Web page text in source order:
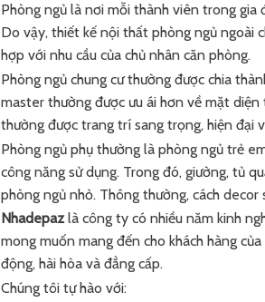
Phòng ngủ là nơi mỗi thành viên trong gia
Do vậy, thiết kế nội thất phòng ngủ ngoài
hợp với nhu cầu của chủ nhân căn phòng.
Phòng ngủ chung cư thường được chia
master thường được ưu ái hơn về mặt
thường được trang trí sang trọng, hiện đại
Phòng ngủ phụ thường là phòng ngủ trẻ
công năng sử dụng. Trong đó, giường, tủ
phòng ngủ nhỏ. Thông thường, cách
Nhadepazlà công ty có nhiều năm kinh
mong muốn mang đến cho khách hàng
động, hài hòa và đẳng cấp.
Chúng tôi tự hào với: